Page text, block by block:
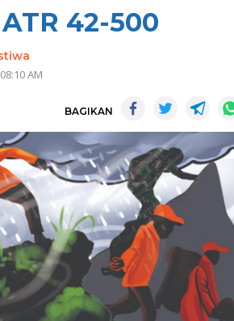
42-500
AM
BAGIKAN